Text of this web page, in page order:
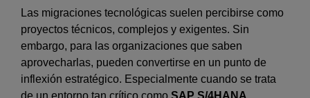
Las migraciones tecnológicas suelen percibirse como
proyectos técnicos, complejos y exigentes. Sin
embargo, para las organizaciones que saben
aprovecharlas, pueden convertirse en un punto de
inflexión estratégico. Especialmente cuando se trata
de un entorno tan crítico como SAP S/4HANA